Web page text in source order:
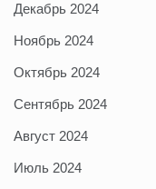
Декабрь 2024
Ноябрь 2024
Октябрь 2024
Сентябрь 2024
Август 2024
Июль 2024